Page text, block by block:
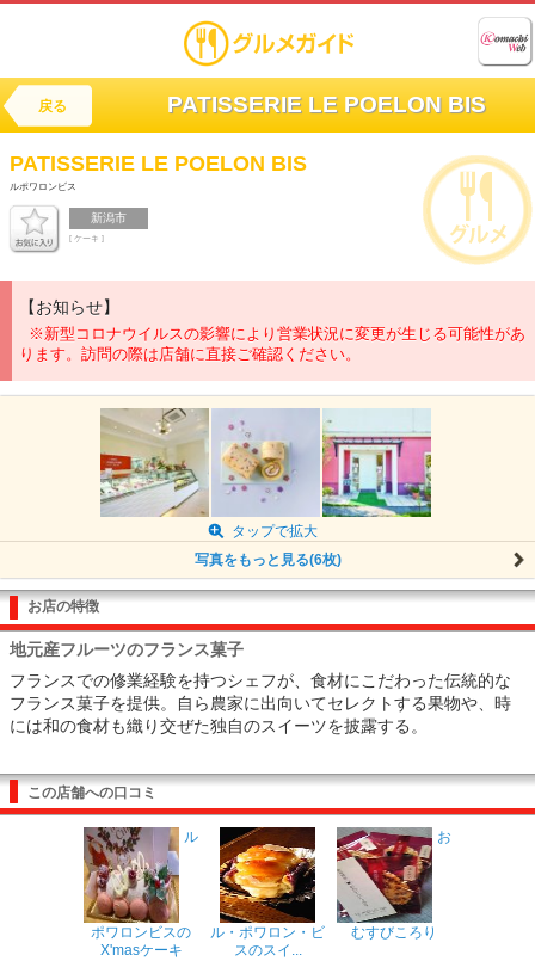
戻る PATISSERIE LE POELON BIS
PATISSERIE LE POELON BIS
ルポワロンビス
新潟市
[ ケーキ ]
【お知らせ】
※新型コロナウイルスの影響により営業状況に変更が生じる可能性があ
ります。訪問の際は店舗に直接ご確認ください。
タップで拡大
写真をもっと見る(6枚)
お店の特徴
地元産フルーツのフランス菓子
フランスでの修業経験を持つシェフが、食材にこだわった伝統的な
フランス菓子を提供。自ら農家に出向いてセレクトする果物や、時
には和の食材も織り交ぜた独自のスイーツを披露する。
この店舗への口コミ
ル
ポワロンビスの
X'masケーキ
ル・ポワロン・ビ
スのスイ...
お
むすびころり